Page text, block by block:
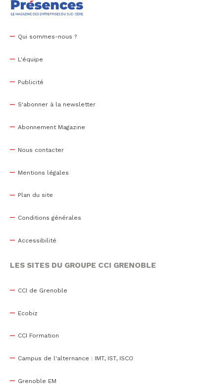
Qui sommes-nous ?
L'équipe
Publicité
S'abonner à la newsletter
Abonnement Magazine
Nous contacter
Mentions légales
Plan du site
Conditions générales
Accessibilité
LES SITES DU GROUPE CCI GRENOBLE
CCI de Grenoble
Ecobiz
CCI Formation
Campus de l'alternance : IMT, IST, ISCO
Grenoble EM